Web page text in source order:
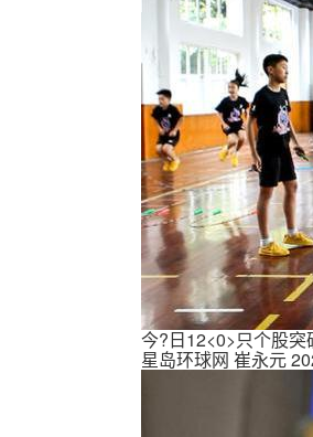
今?日12<0>只个股突
星岛环球网 崔永元